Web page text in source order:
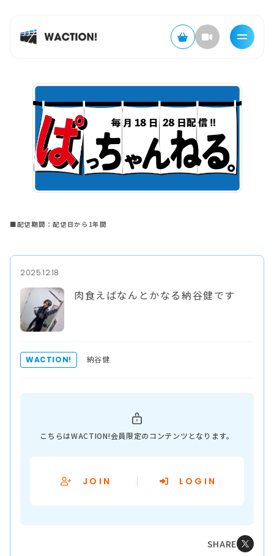
■配信期間：配信日から1年間
2025.12.18
肉食えばなんとかなる納谷健です
WACTION! 納谷健
こちらはWACTION!会員限定のコンテンツとなります。
JOIN LOGIN
SHARE